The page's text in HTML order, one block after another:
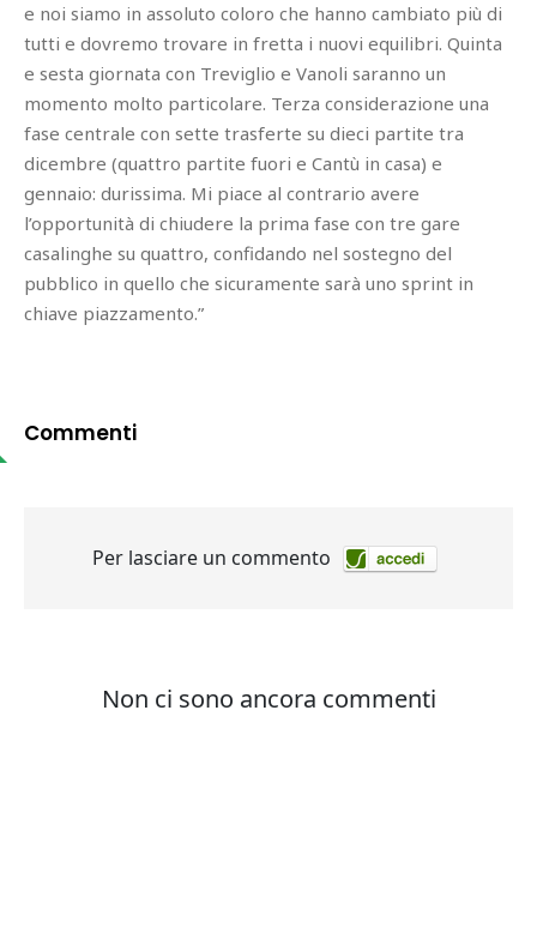
e noi siamo in assoluto coloro che hanno cambiato più di
tutti e dovremo trovare in fretta i nuovi equilibri. Quinta
e sesta giornata con Treviglio e Vanoli saranno un
momento molto particolare. Terza considerazione una
fase centrale con sette trasferte su dieci partite tra
dicembre (quattro partite fuori e Cantù in casa) e
gennaio: durissima. Mi piace al contrario avere
l’opportunità di chiudere la prima fase con tre gare
casalinghe su quattro, confidando nel sostegno del
pubblico in quello che sicuramente sarà uno sprint in
chiave piazzamento.”
Commenti